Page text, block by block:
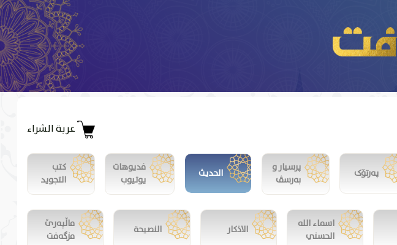
عربة الشراء
پەرتۆک
پرسیار و
بەرسڤ
الحديث
فديوهات
يوتيوب
كتب
التجويد
اسماء الله
الحسني
الاذكار النصيحة
ماڵپەرێ
مزگەفت